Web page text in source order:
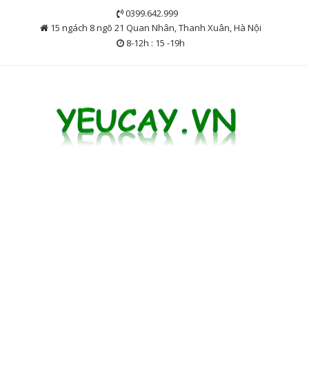
0399.642.999
15 ngách 8 ngõ 21 Quan Nhân, Thanh Xuân, Hà Nội
8-12h : 15 -19h